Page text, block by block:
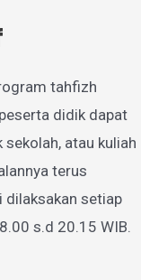
tahfizh
didik dapat
atau kuliah
terus
dilaksakan setiap
s.d 20.15 WIB.